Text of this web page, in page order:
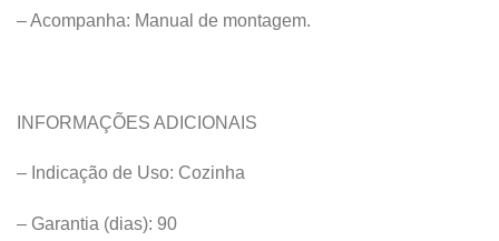
– Acompanha: Manual de montagem.
INFORMAÇÕES ADICIONAIS
– Indicação de Uso: Cozinha
– Garantia (dias): 90